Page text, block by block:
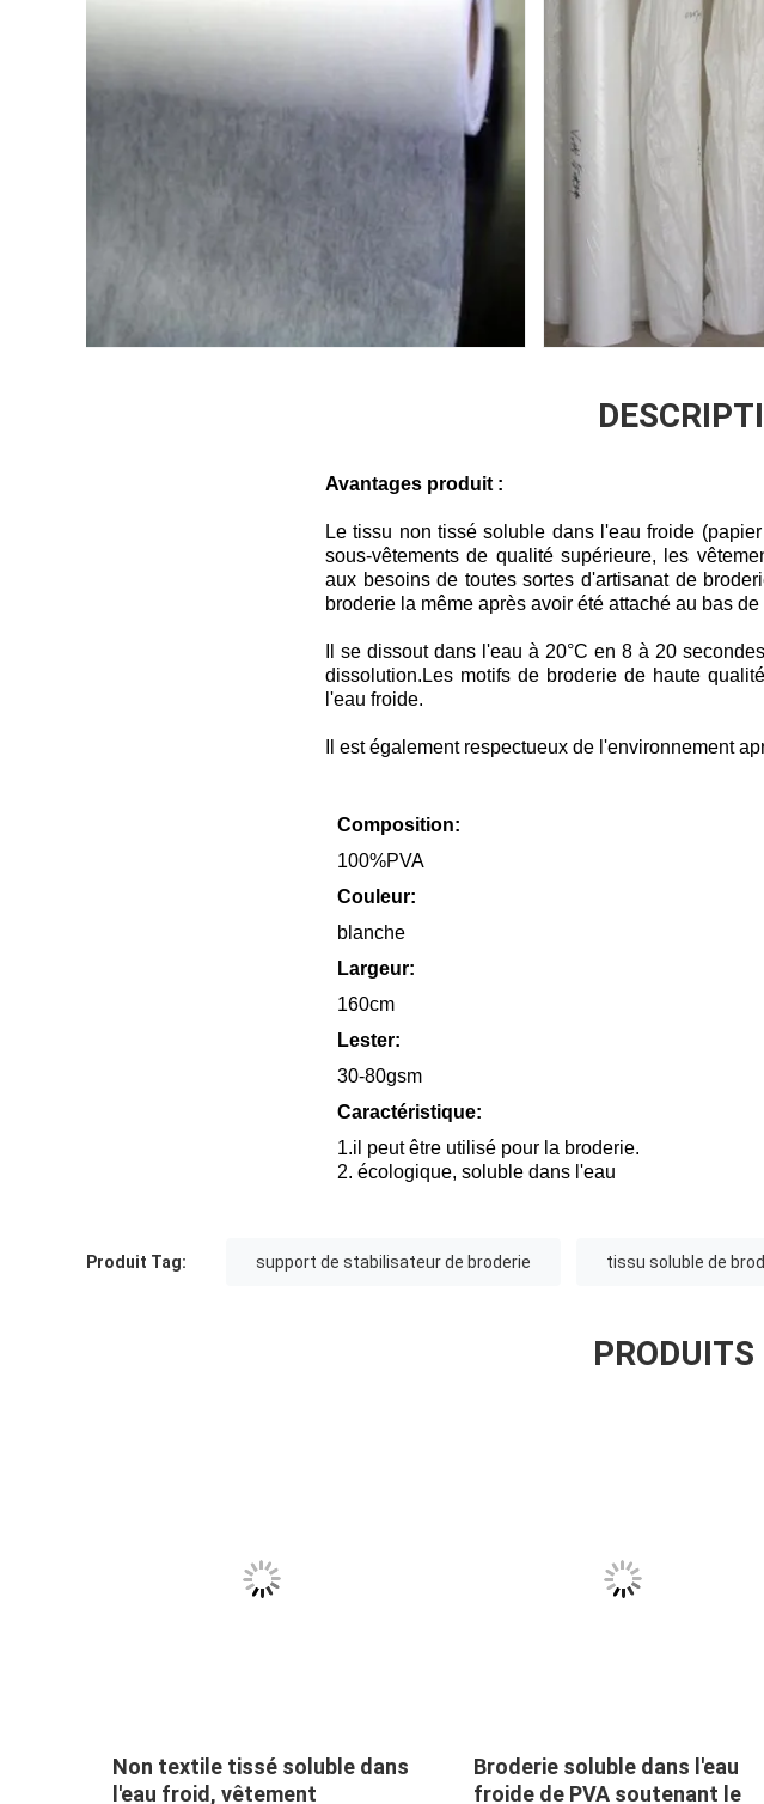
Avantages produit :
Le tissu non tissé soluble dans l'eau froide
sous-vêtements de qualité supérieure, les
aux besoins de toutes sortes d'artisanat de
broderie la même après avoir été attaché au bas
Il se dissout dans l'eau à 20°C en 8 à 20
dissolution.Les motifs de broderie de haute
l'eau froide.
Il est également respectueux de l'environnement
Composition:
100%PVA
Couleur:
blanche
Largeur:
160cm
Lester:
30-80gsm
Caractéristique:
1.il peut être utilisé pour la broderie.
2. écologique, soluble dans l'eau
Produit Tag: support de stabilisateur de broderie tissu soluble de
Non textile tissé soluble dans
l'eau froid, vêtement
Broderie soluble dans l'eau
froide de PVA soutenant le